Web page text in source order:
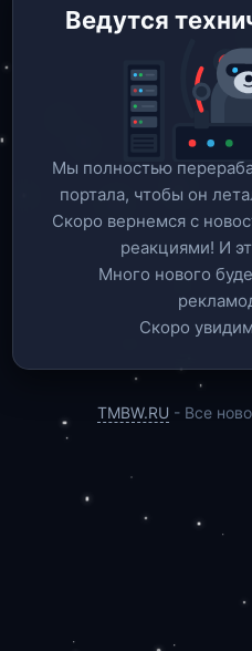
Ведутся
Мы полностью
портала, чтобы он
Скоро вернемся c
реакциями! И
Много нового
Скоро
TMBW.RU - Все